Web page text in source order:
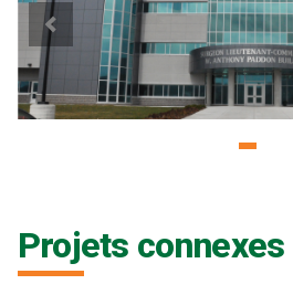
Projets connexes